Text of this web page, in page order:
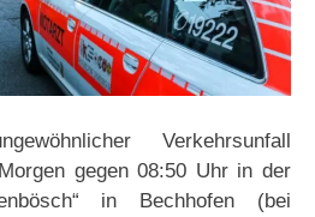
Verkehrsunfall
gegen 08:50 Uhr in der
in Bechhofen (bei